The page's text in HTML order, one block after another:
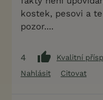
kostek, pesovi a
pozor....
4
Kvalitní
Nahlásit
Citovat